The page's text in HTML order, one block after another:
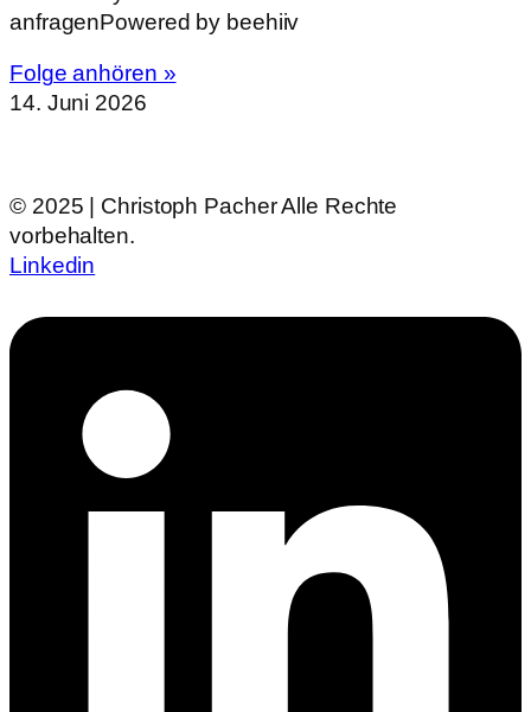
anfragenPowered by beehiiv
Folge anhören »
14. Juni 2026
© 2025 | Christoph Pacher Alle Rechte
vorbehalten.
Linkedin